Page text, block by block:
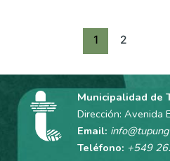
1 2
Municipalidad de
Dirección: Avenida
Email:
Teléfono: +549